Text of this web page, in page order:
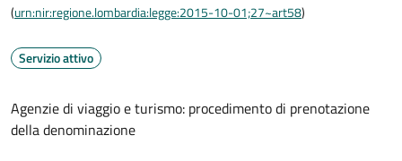
(urn:nir:regione.lombardia:legge:2015-10-01;27~art58)
Servizio attivo
Agenzie di viaggio e turismo: procedimento di prenotazione
della denominazione